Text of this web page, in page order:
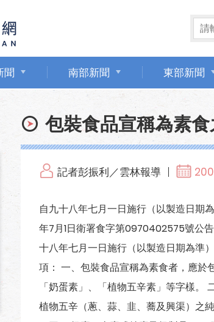
聞 南部新聞 東部新聞
包裝食品宣稱為素
記者彭振利／雲林報導
自九十八年七月一日施行（以製造日期
年7月1日衛署食字第0970402575號公
十八年七月一日施行（以製造日期為準
項： 一、包裝食品宣稱為素食者，應於
「奶蛋素」、「植物五辛素」等字樣。
植物五辛（蔥、蒜、韭、蕎及興渠）之